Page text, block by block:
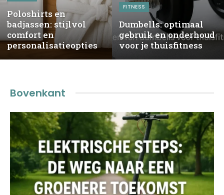
Poloshirts en
badjassen: stijlvol
comfort en
personalisatieopties
FITNESS
Dumbells: optimaal
gebruik en onderhoud
voor je thuisfitness
Bovenkant